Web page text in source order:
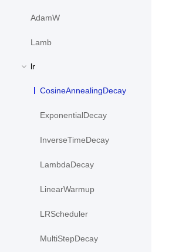
AdamW
Lamb
lr
CosineAnnealingDecay
ExponentialDecay
InverseTimeDecay
LambdaDecay
LinearWarmup
LRScheduler
MultiStepDecay